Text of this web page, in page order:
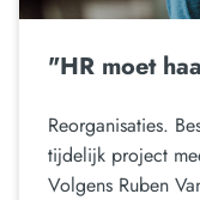
"HR moet
Reorganisaties.
tijdelijk project
Volgens Ruben